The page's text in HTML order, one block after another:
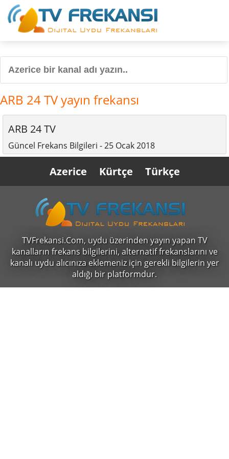
ARB 24 TV yayın frekansı
ARB 24 TV
Güncel Frekans Bilgileri - 25 Ocak 2018
Azerice Kürtçe Türkçe
TVFrekansi.Com,uydu üzerinden yayın yapan TV
kanalların frekans bilgilerini, alternatif frekanslarını ve
kanalı uydu alıcınıza eklemeniz için gerekli bilgilerin yer
aldığı bir platformdur.